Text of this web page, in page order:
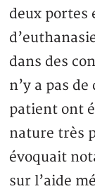
deux portes
dans des
n’y a pas
patient ont
nature très
évoquait
sur l’aide